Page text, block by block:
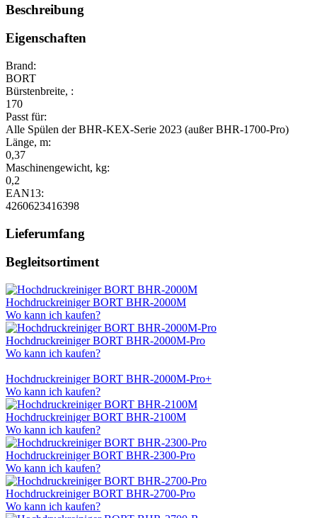
Beschreibung
Eigenschaften
Brand:
BORT
Bürstenbreite, :
170
Passt für:
Alle Spülen der BHR-KEX-Serie 2023 (außer BHR-1700-Pro)
Länge, m:
0,37
Maschinengewicht, kg:
0,2
EAN13:
4260623416398
Lieferumfang
Begleitsortiment
Hochdruckreiniger BORT BHR-2000M
Wo kann ich kaufen?
Hochdruckreiniger BORT BHR-2000M-Pro
Wo kann ich kaufen?
Hochdruckreiniger BORT BHR-2000M-Pro+
Wo kann ich kaufen?
Hochdruckreiniger BORT BHR-2100M
Wo kann ich kaufen?
Hochdruckreiniger BORT BHR-2300-Pro
Wo kann ich kaufen?
Hochdruckreiniger BORT BHR-2700-Pro
Wo kann ich kaufen?